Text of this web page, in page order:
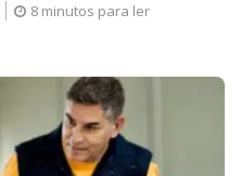
8 minutos para ler